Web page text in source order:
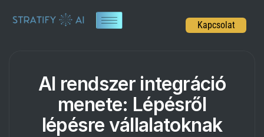
Kapcsolat
AI rendszer integráció
menete: Lépésről
lépésre vállalatoknak